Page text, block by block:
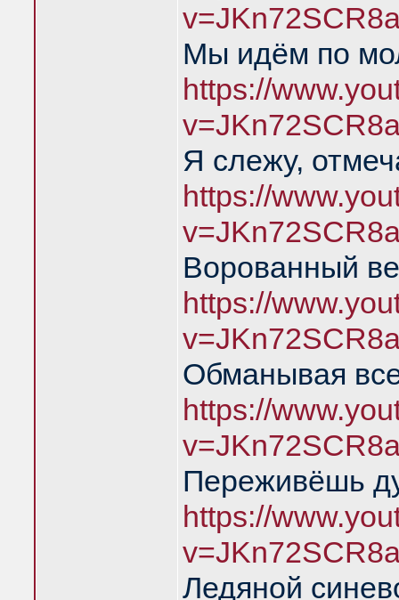
Мы идём по
https://
Я слежу,
https://
Ворованный
https://
Обманывая
https://
Переживёшь
https://
Ледяной